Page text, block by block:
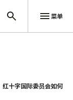
菜单
十字国际委员会如何应